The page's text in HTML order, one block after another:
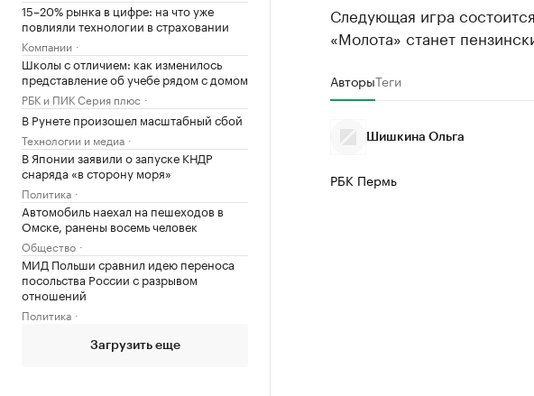
15–20% рынка в цифре: на что уже
повлияли технологии в страховании
Компании
Школы с отличием: как изменилось
представление об учебе рядом с домом
РБК и ПИК Серия плюс
В Рунете произошел масштабный сбой
Технологии и медиа
В Японии заявили о запуске КНДР
снаряда «в сторону моря»
Политика
Автомобиль наехал на пешеходов в
Омске, ранены восемь человек
Общество
МИД Польши сравнил идею переноса
посольства России с разрывом
отношений
Политика
Загрузить еще
Следующая игра
«Молота» станет
АвторыТеги
Шишкина Ольга
РБК Пермь